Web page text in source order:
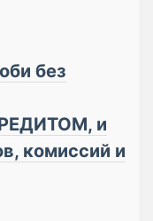
без
и
кoмиссий и